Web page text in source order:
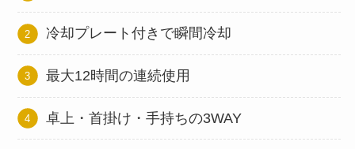
冷却プレート付きで瞬間冷却
最大12時間の連続使用
卓上・首掛け・手持ちの3WAY